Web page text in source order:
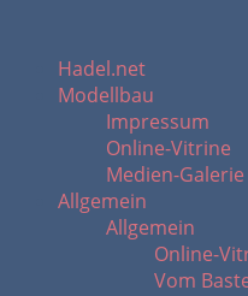
Hadel.net
Modellbau
Impressum
Online-Vitrine
Medien-Galerie
Allgemein
Allgemein
Online-
Vom